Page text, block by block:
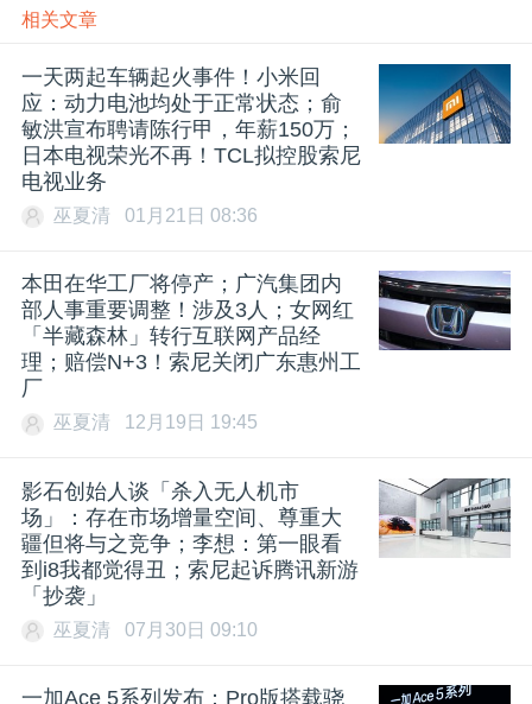
相关文章
一天两起车辆起火事件！小米回
应：动力电池均处于正常状态；俞
敏洪宣布聘请陈行甲，年薪150万；
日本电视荣光不再！TCL拟控股索尼
电视业务
巫夏清 01月21日 08:36
本田在华工厂将停产；广汽集团内
部人事重要调整！涉及3人；女网红
「半藏森林」转行互联网产品经
理；赔偿N+3！索尼关闭广东惠州工
厂
巫夏清 12月19日 19:45
影石创始人谈「杀入无人机市
场」：存在市场增量空间、尊重大
疆但将与之竞争；李想：第一眼看
到i8我都觉得丑；索尼起诉腾讯新游
「抄袭」
巫夏清 07月30日 09:10
一加Ace 5系列发布：Pro版搭载骁